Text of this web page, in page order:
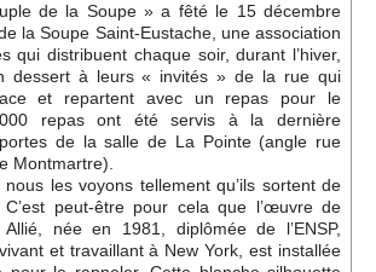
de la Soupe » a fêté le 15 décembre
la Soupe Saint-Eustache, une association
qui distribuent chaque soir, durant l’hiver,
dessert à leurs « invités » de la rue qui
et repartent avec un repas pour le
repas ont été servis à la dernière
de la salle de La Pointe (angle rue
Montmartre).
nous les voyons tellement qu’ils sortent de
C’est peut-être pour cela que l’œuvre de
née en 1981, diplômée de l’ENSP,
et travaillant à New York, est installée